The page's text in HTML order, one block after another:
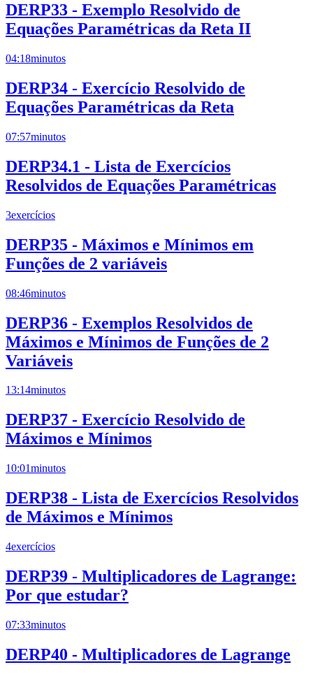
DERP33 - Exemplo Resolvido de
Equações Paramétricas da Reta II
04:18minutos
DERP34 - Exercício Resolvido de
Equações Paramétricas da Reta
07:57minutos
DERP34.1 - Lista de Exercícios
Resolvidos de Equações Paramétricas
3exercícios
DERP35 - Máximos e Mínimos em
Funções de 2 variáveis
08:46minutos
DERP36 - Exemplos Resolvidos de
Máximos e Mínimos de Funções de 2
Variáveis
13:14minutos
DERP37 - Exercício Resolvido de
Máximos e Mínimos
10:01minutos
DERP38 - Lista de Exercícios Resolvidos
de Máximos e Mínimos
4exercícios
DERP39 - Multiplicadores de Lagrange:
Por que estudar?
07:33minutos
DERP40 - Multiplicadores de Lagrange